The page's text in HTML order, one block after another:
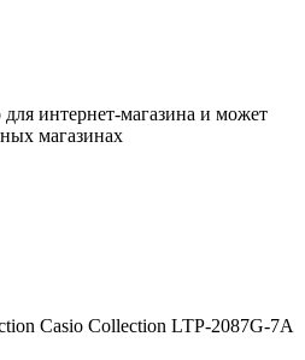
интернет-магазина и может
магазинах
Casio Collection LTP-2087G-7A